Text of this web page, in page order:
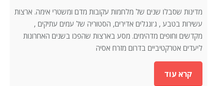
מדינות שסבלו שנים של מלחמות עקובות מדם ומשטרי אימה. ארצות
עשירות בטבע , ג'ונגלים אדירים, הסטוריה של עמים עתיקים ,
מקדשים וחופים מדהימים. מסע בארצות שהפכו בשנים האחרונות
ליעדים אטרקטיביים בדרום מזרח אסיה
קרא עוד